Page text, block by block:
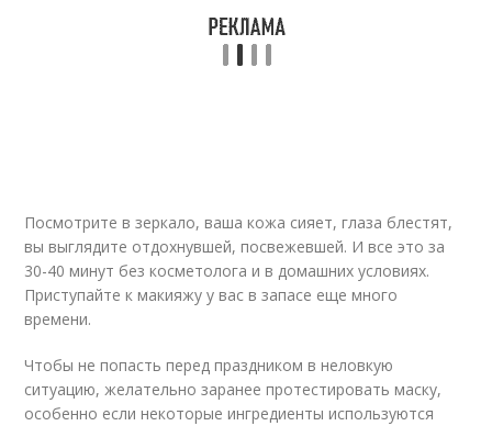
Посмотрите в зеркало, ваша кожа сияет, глаза блестят,
вы выглядите отдохнувшей, посвежевшей. И все это за
30-40 минут без косметолога и в домашних условиях.
Приступайте к макияжу у вас в запасе еще много
времени.
Чтобы не попасть перед праздником в неловкую
ситуацию, желательно заранее протестировать маску,
особенно если некоторые ингредиенты используются